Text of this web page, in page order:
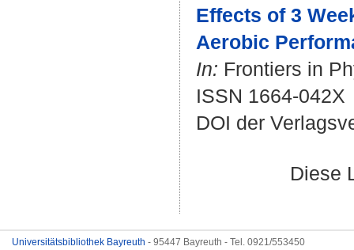
Effects of 3
Aerobic
In: Frontiers in
ISSN 1664-042X
DOI der
Diese
Universitätsbibliothek Bayreuth - 95447 Bayreuth - Tel. 0921/553450